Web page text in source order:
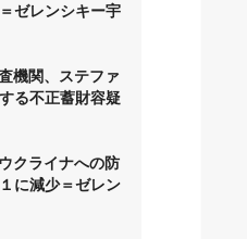
ゼレンシキー宇
機関、ステファ
る不正蓄財容疑
クライナへの防
に減少＝ゼレン